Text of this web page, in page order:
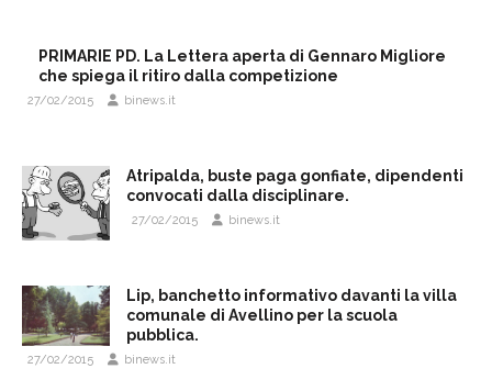
PRIMARIE PD. La Lettera aperta di Gennaro Migliore
che spiega il ritiro dalla competizione
27/02/2015 binews.it
Atripalda, buste paga gonfiate, dipendenti
convocati dalla disciplinare.
27/02/2015 binews.it
Lip, banchetto informativo davanti la villa
comunale di Avellino per la scuola
pubblica.
27/02/2015 binews.it